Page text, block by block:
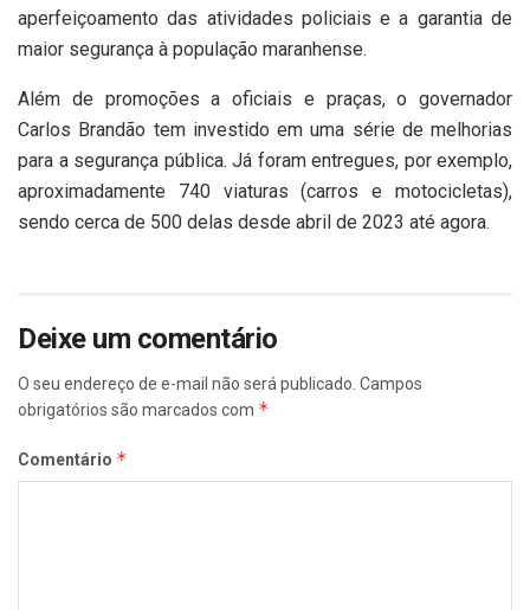
aperfeiçoamento das atividades policiais e a garantia de
maior segurança à população maranhense.
Além de promoções a oficiais e praças, o governador
Carlos Brandão tem investido em uma série de melhorias
para a segurança pública. Já foram entregues, por exemplo,
aproximadamente 740 viaturas (carros e motocicletas),
sendo cerca de 500 delas desde abril de 2023 até agora.
Deixe um comentário
O seu endereço de e-mail não será publicado. Campos
obrigatórios são marcados com *
Comentário *